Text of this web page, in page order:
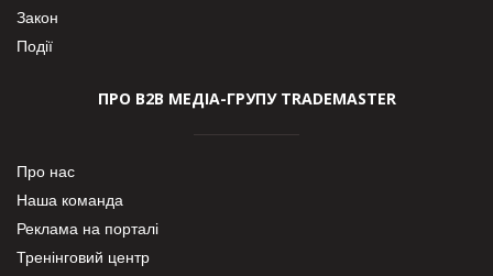
Закон
Події
ПРО В2В МЕДІА-ГРУПУ TRADEMASTER
Про нас
Наша команда
Реклама на порталі
Тренінговий центр